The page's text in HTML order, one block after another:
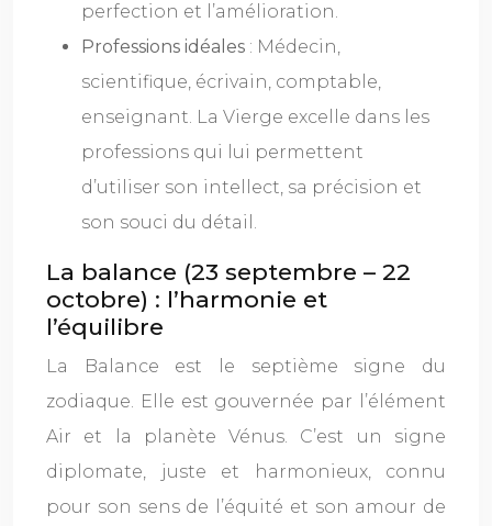
perfection et l’amélioration.
Professions idéales : Médecin,
scientifique, écrivain, comptable,
enseignant. La Vierge excelle dans les
professions qui lui permettent
d’utiliser son intellect, sa précision et
son souci du détail.
La balance (23 septembre – 22
octobre) : l’harmonie et
l’équilibre
La Balance est le septième signe du
zodiaque. Elle est gouvernée par l’élément
Air et la planète Vénus. C’est un signe
diplomate, juste et harmonieux, connu
pour son sens de l’équité et son amour de